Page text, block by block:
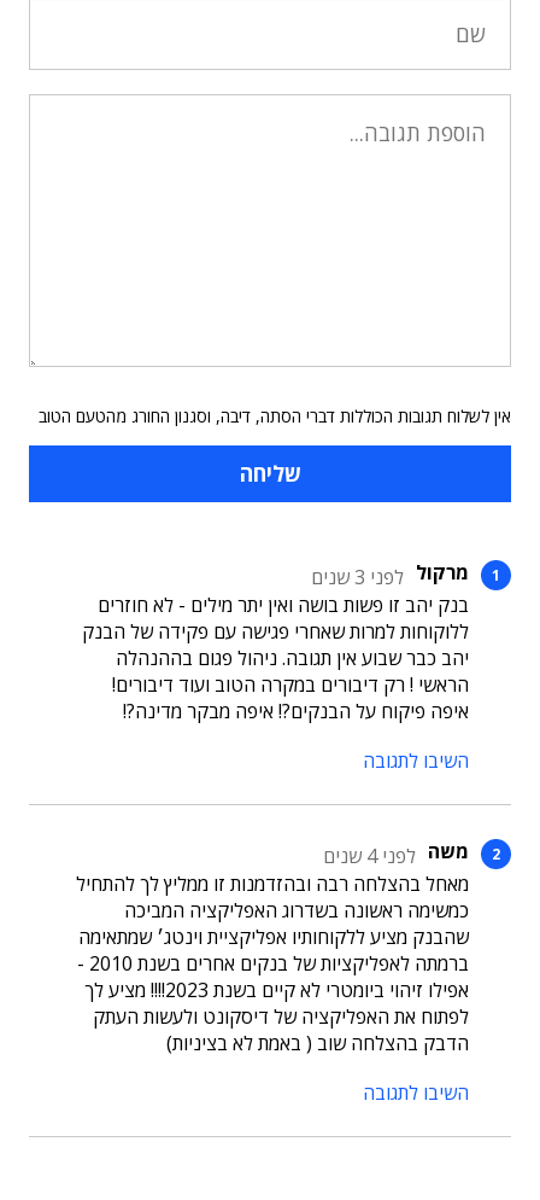
אין לשלוח תגובות הכוללות דברי הסתה, דיבה, וסגנון החורג מהטעם הטוב
מרקול לפני 3 שנים
בנק יהב זו פשות בושה ואין יתר מילים - לא חוזרים
ללוקוחות למרות שאחרי פגישה עם פקידה של הבנק
יהב כבר שבוע אין תגובה. ניהול פגום בההנהלה
הראשי ! רק דיבורים במקרה הטוב ועוד דיבורים!
איפה פיקוח על הבנקים?! איפה מבקר מדינה?!
השיבו לתגובה
משה לפני 4 שנים
מאחל בהצלחה רבה ובהזדמנות זו ממליץ לך להתחיל
כמשימה ראשונה בשדרוג האפליקציה המביכה
שהבנק מציע ללקוחותיו אפליקציית וינטג׳ שמתאימה
ברמתה לאפליקציות של בנקים אחרים בשנת 2010 -
אפילו זיהוי ביומטרי לא קיים בשנת 2023!!!! מציע לך
לפתוח את האפליקציה של דיסקונט ולעשות העתק
הדבק בהצלחה שוב ( באמת לא בציניות)
השיבו לתגובה